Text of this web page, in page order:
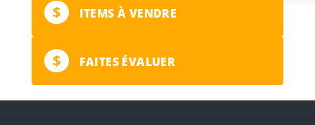
$ ITEMS À VENDRE
$ FAITES ÉVALUER